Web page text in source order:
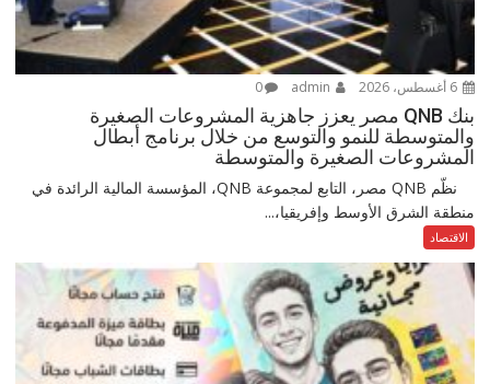
6 أغسطس، 2026 0
بنك QNB مصر يعزز جاهزية المشروعات الصغيرة
والمتوسطة للنمو والتوسع من خلال برنامج أبطال
المشروعات الصغيرة والمتوسطة
نظّم QNB مصر، التابع لمجموعة QNB، المؤسسة المالية الرائدة في
منطقة الشرق الأوسط وإفريقيا،...
الاقتصاد